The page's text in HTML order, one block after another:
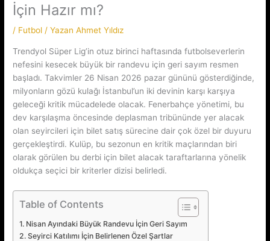
İçin Hazır mı?
/ Futbol / Yazan Ahmet Yıldız
Trendyol Süper Lig’in otuz birinci haftasında futbolseverlerin
nefesini kesecek büyük bir randevu için geri sayım resmen
başladı. Takvimler 26 Nisan 2026 pazar gününü gösterdiğinde,
milyonların gözü kulağı İstanbul’un iki devinin karşı karşıya
geleceği kritik mücadelede olacak. Fenerbahçe yönetimi, bu
dev karşılaşma öncesinde deplasman tribününde yer alacak
olan seyircileri için bilet satış sürecine dair çok özel bir duyuru
gerçekleştirdi. Kulüp, bu sezonun en kritik maçlarından biri
olarak görülen bu derbi için bilet alacak taraftarlarına yönelik
oldukça seçici bir kriterler dizisi belirledi.
Table of Contents
Nisan Ayındaki Büyük Randevu İçin Geri Sayım
Seyirci Katılımı İçin Belirlenen Özel Şartlar